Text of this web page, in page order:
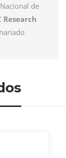
de
Research